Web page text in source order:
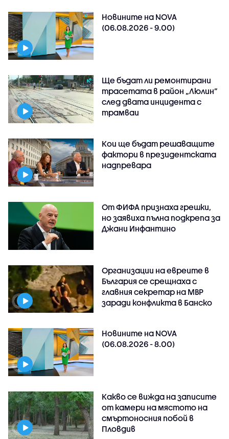
Новините на NOVA
(06.08.2026 - 9.00)
Ще бъдат ли ремонтирани
трасетата в район „Люлин”
след двата инцидента с
трамваи
Кои ще бъдат решаващите
фактори в президентската
надпревара
От ФИФА признаха грешки,
но заявиха пълна подкрепа за
Джани Инфантино
Организации на евреите в
България се срещнаха с
главния секретар на МВР
заради конфликта в Банско
Новините на NOVA
(06.08.2026 - 8.00)
Какво се вижда на записите
от камери на мястото на
смъртоносния побой в
Пловдив